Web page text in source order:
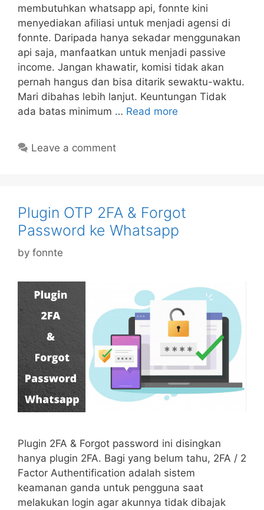
membutuhkan whatsapp api, fonnte kini
menyediakan afiliasi untuk menjadi agensi di
fonnte. Daripada hanya sekadar menggunakan
api saja, manfaatkan untuk menjadi passive
income. Jangan khawatir, komisi tidak akan
pernah hangus dan bisa ditarik sewaktu-waktu.
Mari dibahas lebih lanjut. Keuntungan Tidak
ada batas minimum … Read more
Leave a comment
Plugin OTP 2FA & Forgot
Password ke Whatsapp
by fonnte
Plugin 2FA & Forgot password ini disingkan
hanya plugin 2FA. Bagi yang belum tahu, 2FA / 2
Factor Authentification adalah sistem
keamanan ganda untuk pengguna saat
melakukan login agar akunnya tidak dibajak